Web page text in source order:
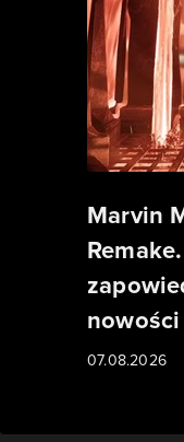
Marvin
nowości
07.08.2026